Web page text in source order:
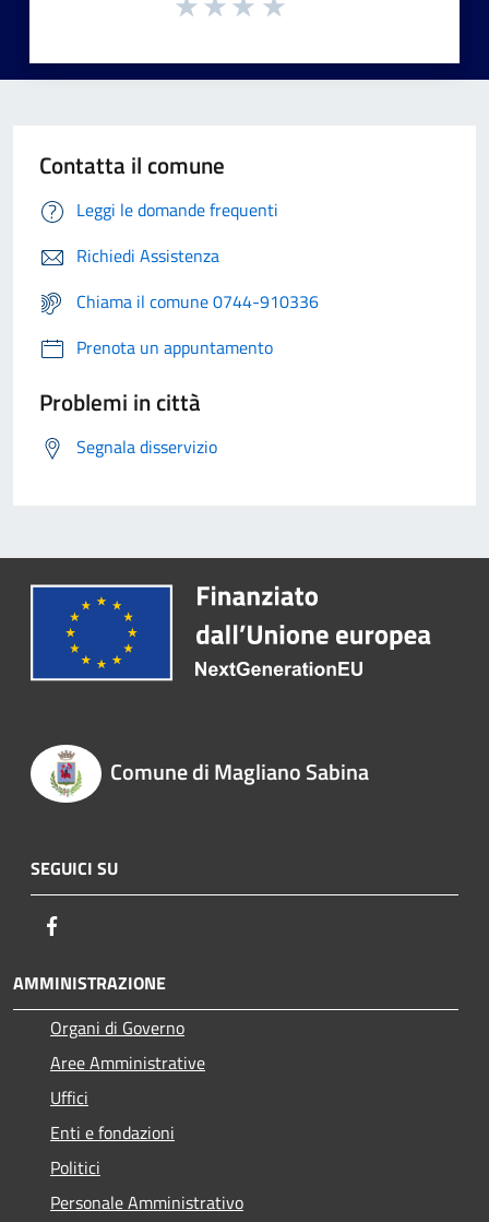
Contatta il comune
Leggi le domande frequenti
Richiedi Assistenza
Chiama il comune 0744-910336
Prenota un appuntamento
Problemi in città
Segnala disservizio
Comune di Magliano Sabina
SEGUICI SU
AMMINISTRAZIONE
Organi di Governo
Aree Amministrative
Uffici
Enti e fondazioni
Politici
Personale Amministrativo